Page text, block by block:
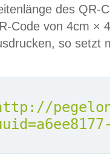
des QR-
Code von 4cm ×
so setzt